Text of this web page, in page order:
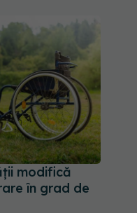
modifică
în grad de